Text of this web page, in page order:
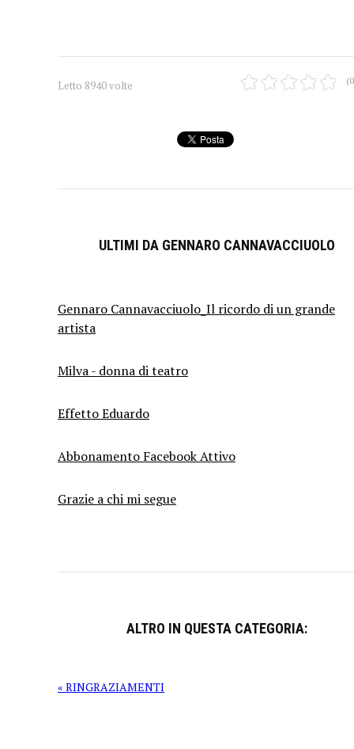
Letto 8940 volte
ULTIMI DA GENNARO CANNAVACCIUOLO
Gennaro Cannavacciuolo_Il ricordo di un grande
artista
Milva - donna di teatro
Effetto Eduardo
Abbonamento Facebook Attivo
Grazie a chi mi segue
ALTRO IN QUESTA CATEGORIA:
« RINGRAZIAMENTI